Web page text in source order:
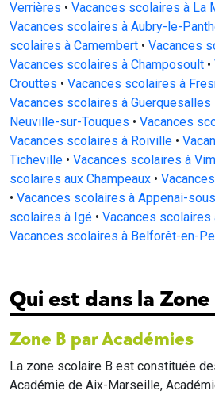
Verrières • Vacances scolaires à La
Vacances scolaires à Aubry-le-
scolaires à Camembert • Vacances
Vacances scolaires à Champosoult •
Crouttes • Vacances scolaires à
Vacances scolaires à Guerquesalles
Neuville-sur-Touques • Vacances
Vacances scolaires à Roiville •
Ticheville • Vacances scolaires à
scolaires aux Champeaux •
• Vacances scolaires à Appenai-
scolaires à Igé • Vacances scolaires
Vacances scolaires à Belforêt-en-
Qui est dans la Zone
Zone B par Académies
La zone scolaire B est constituée
Académie de Aix-Marseille,